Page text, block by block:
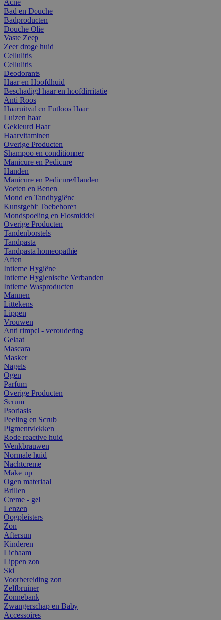
Acne
Bad en Douche
Badproducten
Douche Olie
Vaste Zeep
Zeer droge huid
Cellulitis
Cellulitis
Deodorants
Haar en Hoofdhuid
Beschadigd haar en hoofdirritatie
Anti Roos
Haaruitval en Futloos Haar
Luizen haar
Gekleurd Haar
Haarvitaminen
Overige Producten
Shampoo en conditionner
Manicure en Pedicure
Handen
Manicure en Pedicure/Handen
Voeten en Benen
Mond en Tandhygiëne
Kunstgebit Toebehoren
Mondspoeling en Flosmiddel
Overige Producten
Tandenborstels
Tandpasta
Tandpasta homeopathie
Aften
Intieme Hygiëne
Intieme Hygienische Verbanden
Intieme Wasproducten
Mannen
Littekens
Lippen
Vrouwen
Anti rimpel - veroudering
Gelaat
Mascara
Masker
Nagels
Ogen
Parfum
Overige Producten
Serum
Psoriasis
Peeling en Scrub
Pigmentvlekken
Rode reactive huid
Wenkbrauwen
Normale huid
Nachtcreme
Make-up
Ogen materiaal
Brillen
Creme - gel
Lenzen
Oogpleisters
Zon
Aftersun
Kinderen
Lichaam
Lippen zon
Ski
Voorbereiding zon
Zelfbruiner
Zonnebank
Zwangerschap en Baby
Accessoires